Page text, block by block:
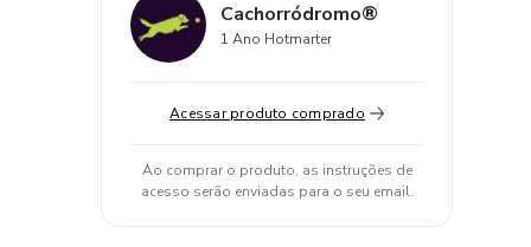
Cachorródromo®
1 Ano Hotmarter
Acessar produto comprado
Ao comprar o produto, as instruções de
acesso serão enviadas para o seu email.